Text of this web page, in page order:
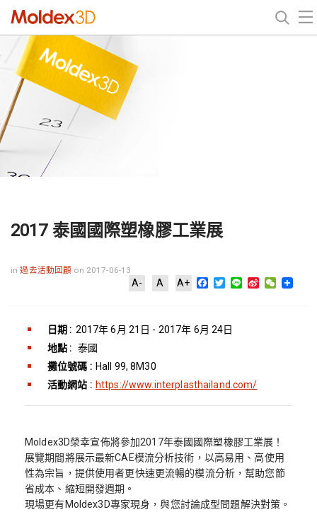
2017 泰國國際塑橡膠工業展
in過去活動回顧 on 2017-06-13
A- A A+ Facebook
Twitter
Line Sina WeChat
日期 : 2017年 6月 21日 - 2017年 6月 24日
地點 : 泰國
攤位號碼 : Hall 99, 8M30
活動網站 : https://www.interplasthailand.com/
Moldex3D榮幸宣佈將參加2017年泰國國際塑橡膠工業展！
展覽期間將展示最新CAE模流分析技術，以高易用、高使用
性為宗旨，提供使用者更快速更流暢的模流分析，幫助您節
省成本、縮短開發週期。
現場更有Moldex3D專家現身，與您討論成型問題解決對策。